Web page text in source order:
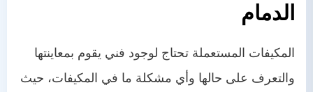
الدمام
المكيفات المستعملة تحتاج لوجود فني يقوم بمعاينتها
والتعرف على حالها وأي مشكلة ما في المكيفات، حيث